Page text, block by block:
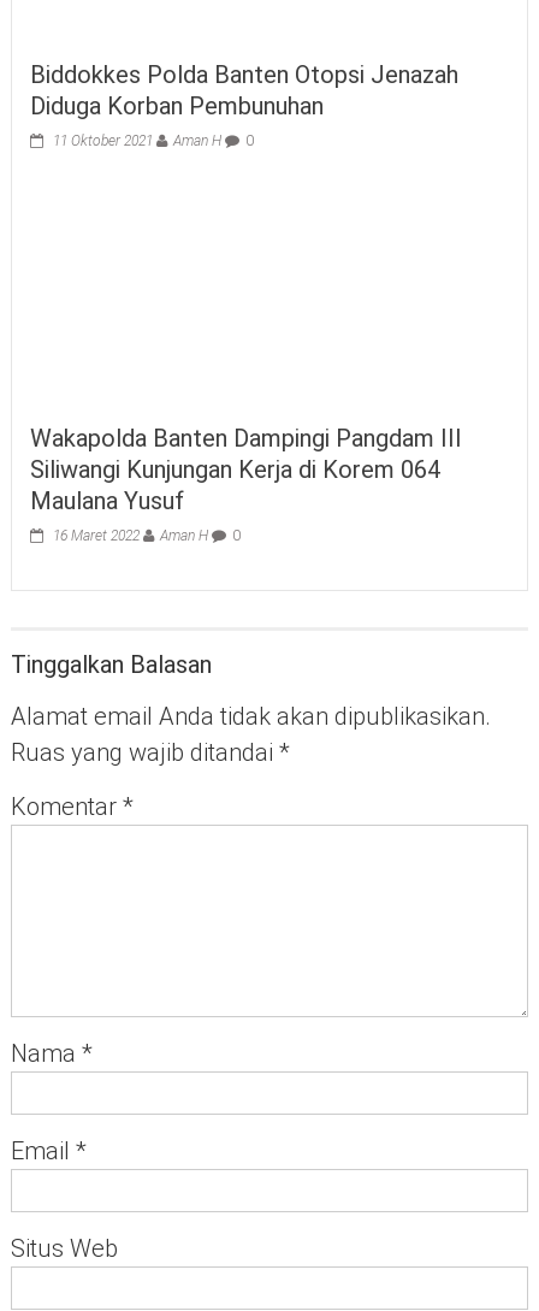
Biddokkes Polda Banten Otopsi Jenazah
Diduga Korban Pembunuhan
11 Oktober 2021 Aman H 0
Wakapolda Banten Dampingi Pangdam III
Siliwangi Kunjungan Kerja di Korem 064
Maulana Yusuf
16 Maret 2022 Aman H 0
Tinggalkan Balasan
Alamat email Anda tidak akan dipublikasikan.
Ruas yang wajib ditandai *
Komentar *
Nama *
Email *
Situs Web